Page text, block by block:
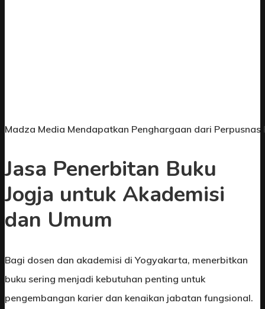
Madza Media Mendapatkan Penghargaan dari Perpusnas
Jasa Penerbitan Buku
Jogja untuk Akademisi
dan Umum
Bagi dosen dan akademisi di Yogyakarta, menerbitkan
buku sering menjadi kebutuhan penting untuk
pengembangan karier dan kenaikan jabatan fungsional.